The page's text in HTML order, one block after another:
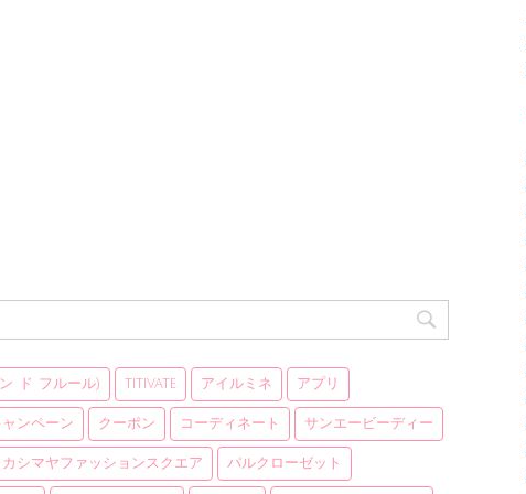
ド フルール) titivate アイルミネ アプリ
ャンペーン クーポン コーディネート サンエービーディー
カシマヤファッションスクエア パルクローゼット